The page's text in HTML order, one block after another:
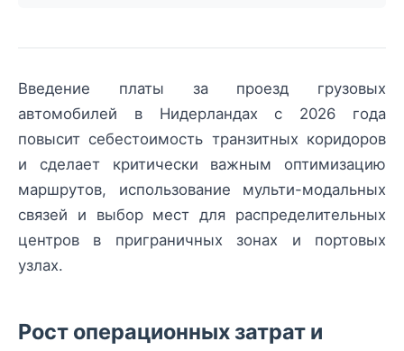
Введение платы за проезд грузовых
автомобилей в Нидерландах с 2026 года
повысит себестоимость транзитных коридоров
и сделает критически важным оптимизацию
маршрутов, использование мульти-модальных
связей и выбор мест для распределительных
центров в приграничных зонах и портовых
узлах.
Рост операционных затрат и